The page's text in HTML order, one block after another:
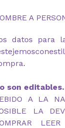
A
datos para
son editables.
A LA
LA